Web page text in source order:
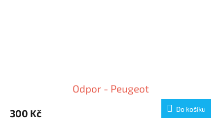
Odpor - Peugeot
300 Kč Do košíku